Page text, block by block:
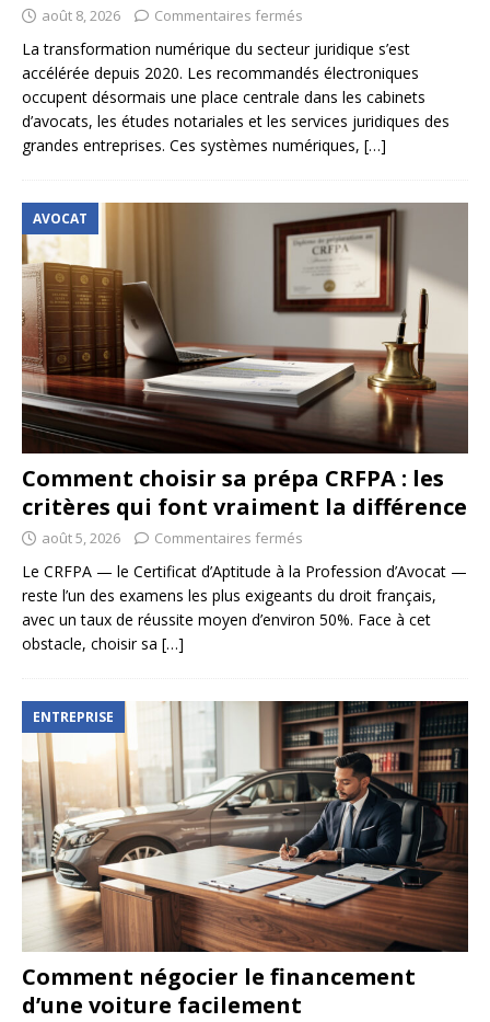
août 8, 2026 Commentaires fermés
La transformation numérique du secteur juridique s’est
accélérée depuis 2020. Les recommandés électroniques
occupent désormais une place centrale dans les cabinets
d’avocats, les études notariales et les services juridiques des
grandes entreprises. Ces systèmes numériques, […]
AVOCAT
Comment choisir sa prépa CRFPA : les
critères qui font vraiment la différence
août 5, 2026 Commentaires fermés
Le CRFPA — le Certificat d’Aptitude à la Profession d’Avocat —
reste l’un des examens les plus exigeants du droit français,
avec un taux de réussite moyen d’environ 50%. Face à cet
obstacle, choisir sa […]
ENTREPRISE
Comment négocier le financement
d’une voiture facilement